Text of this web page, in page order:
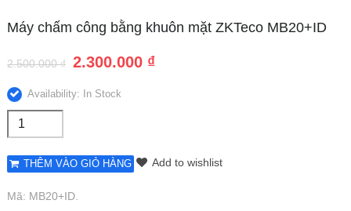
Máy chấm công bằng khuôn mặt ZKTeco MB20+ID
2.500.000₫ 2.300.000 ₫
Availability: In Stock
THÊM VÀO GIỎ HÀNG Add to wishlist
Mã: MB20+ID